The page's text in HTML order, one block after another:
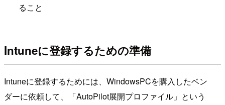
ること
Intuneに登録するための準備
Intuneに登録するためには、WindowsPCを購入したベン
ダーに依頼して、「AutoPilot展開プロファイル」という